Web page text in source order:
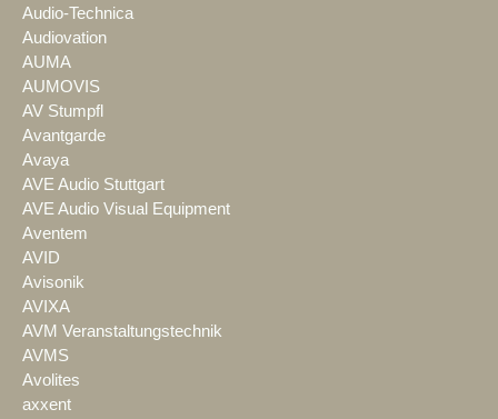
Audio-Technica
Audiovation
AUMA
AUMOVIS
AV Stumpfl
Avantgarde
Avaya
AVE Audio Stuttgart
AVE Audio Visual Equipment
Aventem
AVID
Avisonik
AVIXA
AVM Veranstaltungstechnik
AVMS
Avolites
axxent